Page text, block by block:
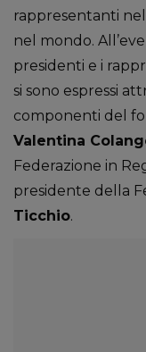
rappresentanti
nel mondo.
presidenti e i
si sono espressi
componenti del
Valentina
Federazione in
presidente della
Ticchio.